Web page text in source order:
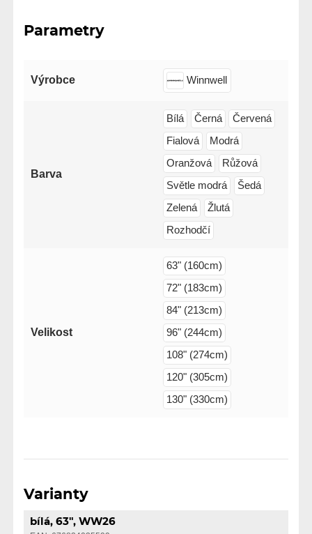
Parametry
Výrobce Winnwell
Barva
Bílá Černá
Červená
Fialová
Modrá
Oranžová
Růžová
Světle modrá
Šedá
Zelená
Žlutá
Rozhodčí
Velikost
63" (160cm)
72" (183cm)
84" (213cm)
96" (244cm)
108" (274cm)
120" (305cm)
130" (330cm)
Varianty
bílá, 63", WW26